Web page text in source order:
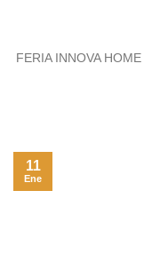
FERIA INNOVA
11
Ene